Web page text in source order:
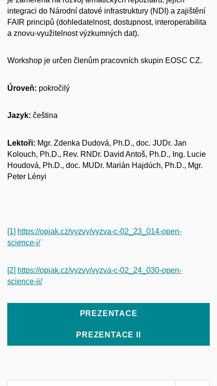
integraci do Národní datové infrastruktury (NDI) a zajištění
FAIR principů (dohledatelnost, dostupnost, interoperabilita
a znovu-využitelnost výzkumných dat).
Workshop je určen členům pracovních skupin EOSC CZ.
Úroveň: pokročilý
Jazyk: čeština
Lektoři: Mgr. Zdenka Dudová, Ph.D., doc. JUDr. Jan
Kolouch, Ph.D., Rev. RNDr. David Antoš, Ph.D., Ing. Lucie
Houdová, Ph.D., doc. MUDr. Marián Hajdúch, Ph.D., Mgr.
Peter Lényi
[1] https://opjak.cz/vyzvy/vyzva-c-02_23_014-open-
science-i/
[2] https://opjak.cz/vyzvy/vyzva-c-02_24_030-open-
science-ii/
PREZENTACE
PREZENTACE II